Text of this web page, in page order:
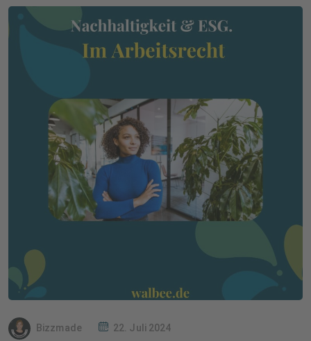
Bizzmade 22. Juli 2024